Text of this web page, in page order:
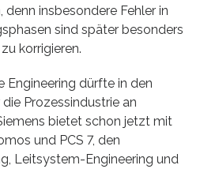
denn insbesondere Fehler in
sind später besonders
korrigieren.
Engineering dürfte in den
Prozessindustrie an
bietet schon jetzt mit
und PCS 7, den
Leitsystem-Engineering und